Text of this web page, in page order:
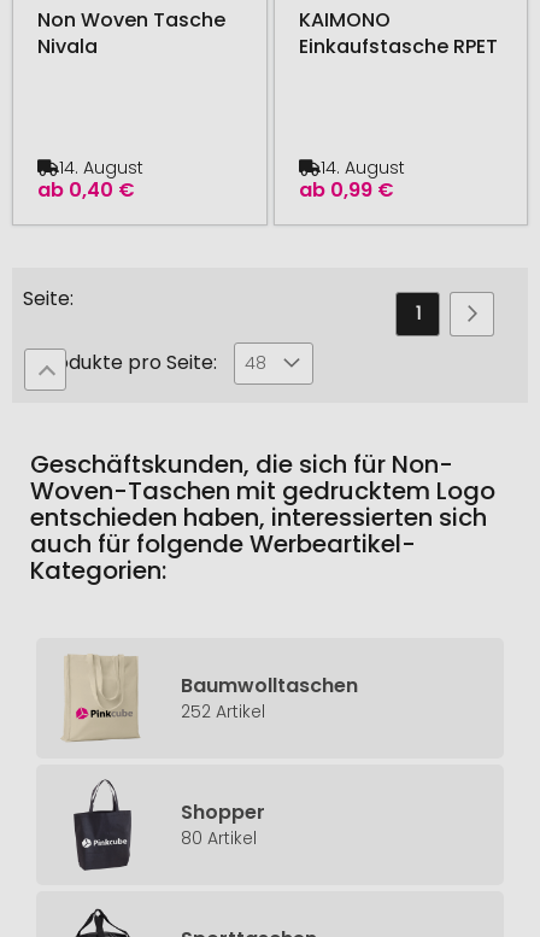
Non Woven Tasche
Nivala
ab 0,40 €
14. August
KAIMONO
Einkaufstasche RPET
ab 0,99 €
14. August
Seite
Sie
Seite
1 Seite
2
Produkte pro Seite: 48
Geschäftskunden, die sich für Non-
Woven-Taschen mit gedrucktem Logo
entschieden haben, interessierten sich
auch für folgende Werbeartikel-
Kategorien:
Baumwolltaschen
252 Artikel
Shopper
80 Artikel